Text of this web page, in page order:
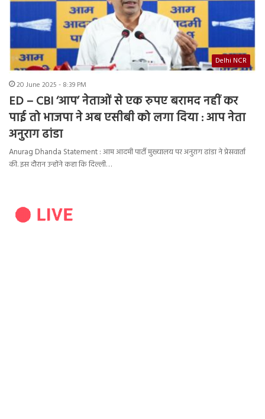
Delhi NCR
20 June 2025 - 8:39 PM
ED – CBI ‘आप’ नेताओं से एक रुपए बरामद नहीं कर
पाई तो भाजपा ने अब एसीबी को लगा दिया : आप नेता
अनुराग ढांडा
Anurag Dhanda Statement : आम आदमी पार्टी मुख्यालय पर अनुराग ढांडा ने प्रेसवार्ता
की. इस दौरान उन्होंने कहा कि दिल्ली…